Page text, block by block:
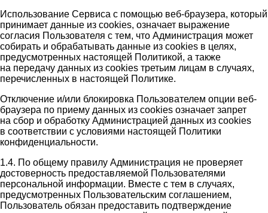
Использование Сервиса с помощью веб-браузера, который
принимает данные из cookies, означает выражение
согласия Пользователя с тем, что Администрация может
собирать и обрабатывать данные из cookies в целях,
предусмотренных настоящей Политикой, а также
на передачу данных из cookies третьим лицам в случаях,
перечисленных в настоящей Политике.
Отключение и/или блокировка Пользователем опции веб-
браузера по приему данных из cookies означает запрет
на сбор и обработку Администрацией данных из cookies
в соответствии с условиями настоящей Политики
конфиденциальности.
1.4. По общему правилу Администрация не проверяет
достоверность предоставляемой Пользователями
персональной информации. Вместе с тем в случаях,
предусмотренных Пользовательским соглашением,
Пользователь обязан предоставить подтверждение